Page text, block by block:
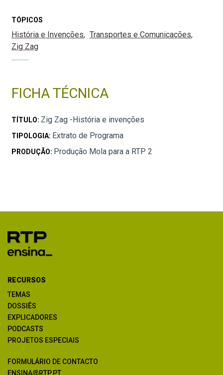
TÓPICOS
História e Invenções
Transportes e Comunicações
Zig Zag
FICHA TÉCNICA
TÍTULO: Zig Zag -História e invenções
TIPOLOGIA: Extrato de Programa
PRODUÇÃO: Produção Mola para a RTP 2
RECURSOS
TEMAS
DOSSIÊS
EXPLICADORES
PODCASTS
PROJETOS ESPECIAIS
FORMULÁRIO DE CONTACTO
ENSINA@RTP.PT